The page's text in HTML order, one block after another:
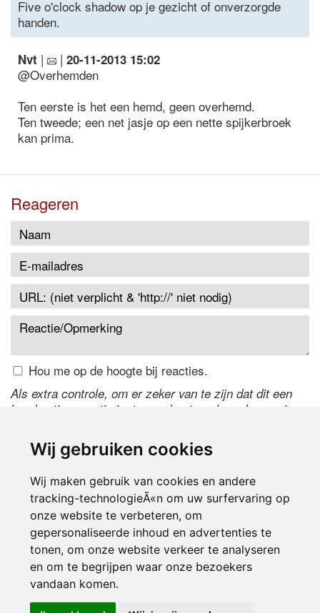
Wij gebruiken cookies
Wij maken gebruik van cookies en andere
tracking-technologieÃ«n om uw surfervaring op
onze website te verbeteren, om
gepersonaliseerde inhoud en advertenties te
tonen, om onze website verkeer te analyseren
en om te begrijpen waar onze bezoekers
vandaan komen.
Five o'clock shadow op je gezicht of onverzorgde
handen.
Nvt | | 20-11-2013 15:02
@Overhemden
Ten eerste is het een hemd, geen overhemd.
Ten tweede; een net jasje op een nette spijkerbroek
kan prima.
Reageren
Hou me op de hoogte bij reacties.
Als extra controle, om er zeker van te zijn dat dit een
handmatige reactie is, typ onderstaande code over in
de code te wijzigen.